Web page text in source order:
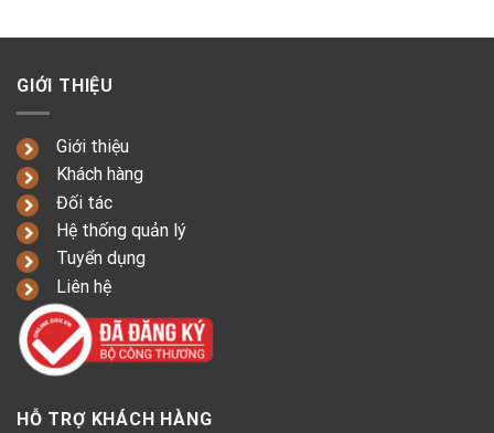
GIỚI THIỆU
Giới thiệu
Khách hàng
Đối tác
Hệ thống quản lý
Tuyển dụng
Liên hệ
HỖ TRỢ KHÁCH HÀNG